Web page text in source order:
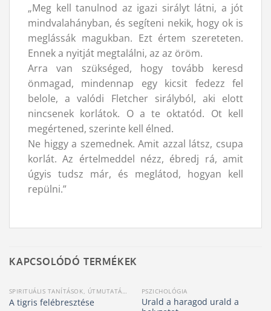
„Meg kell tanulnod az igazi sirályt látni, a jót
mindvalahányban, és segíteni nekik, hogy ok is
meglássák magukban. Ezt értem szereteten.
Ennek a nyitját megtalálni, az az öröm.
Arra van szükséged, hogy tovább keresd
önmagad, mindennap egy kicsit fedezz fel
belole, a valódi Fletcher sirályból, aki elott
nincsenek korlátok. O a te oktatód. Ot kell
megértened, szerinte kell élned.
Ne higgy a szemednek. Amit azzal látsz, csupa
korlát. Az értelmeddel nézz, ébredj rá, amit
úgyis tudsz már, és meglátod, hogyan kell
repülni.”
KAPCSOLÓDÓ TERMÉKEK
SPIRITUÁLIS TANÍTÁSOK, ÚTMUTATÁSOK
A tigris felébresztése
PSZICHOLÓGIA
Urald a haragod urald a